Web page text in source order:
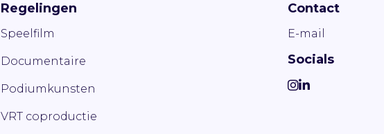
Regelingen
Speelfilm
Documentaire
Podiumkunsten
VRT coproductie
Contact
E-mail
Socials